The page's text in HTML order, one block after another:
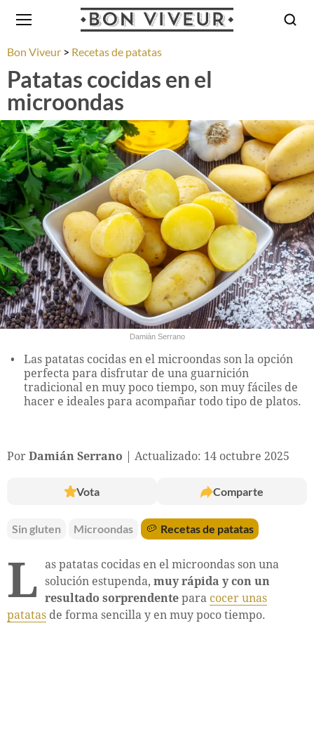
Bon Viveur Recetas de patatas
Patatas cocidas en el
microondas
Damián Serrano
Las patatas cocidas en el microondas son la opción
perfecta para disfrutar de una guarnición
tradicional en muy poco tiempo, son muy fáciles de
hacer e ideales para acompañar todo tipo de platos.
Por Damián Serrano Actualizado: 14 octubre 2025
Vota Comparte
Sin gluten Microondas 🥔 Recetas de patatas
L as patatas cocidas en el microondas son una
solución estupenda, muy rápida y con un
resultado sorprendente para cocer unas
patatas de forma sencilla y en muy poco tiempo.